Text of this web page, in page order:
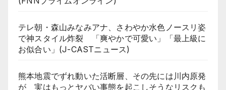
テレ朝・森山みなみアナ、さわやか水色ノースリ姿
で神スタイル炸裂 「爽やかで可愛い」「最上級に
お似合い」(J-CASTニュース)
熊本地震でずれ動いた活断層、その先には川内原発
が 実はもっとヤバい事態を起こしそうなリスクも